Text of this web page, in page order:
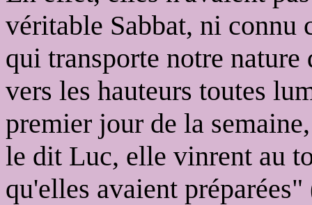
véritable Sabbat, ni connu
qui transporte notre nature
vers les hauteurs toutes
premier jour de la
le dit Luc, elle vinrent au
qu'elles avaient